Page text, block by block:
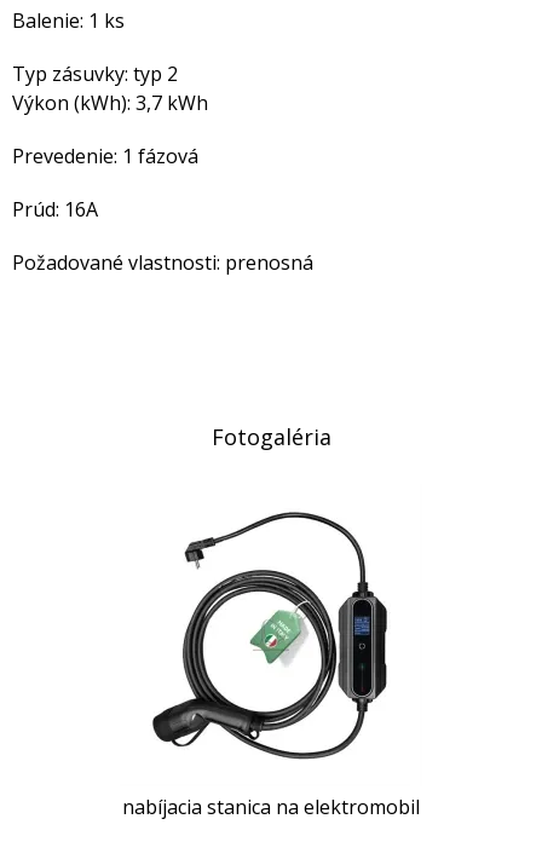
Balenie: 1 ks
Typ zásuvky: typ 2
Výkon (kWh): 3,7 kWh
Prevedenie: 1 fázová
Prúd: 16A
Požadované vlastnosti: prenosná
Fotogaléria
nabíjacia stanica na elektromobil